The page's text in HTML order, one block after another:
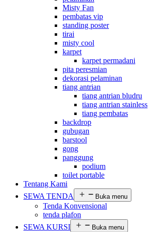
Misty Fan
pembatas vip
standing poster
tirai
misty cool
karpet
karpet permadani
pita peresmian
dekorasi pelaminan
tiang antrian
tiang antrian bludru
tiang antrian stainless
tiang pembatas
backdrop
gubugan
barstool
gong
panggung
podium
toilet portable
Tentang Kami
SEWA TENDA
Buka menu
Tenda Konvensional
tenda plafon
SEWA KURSI
Buka menu